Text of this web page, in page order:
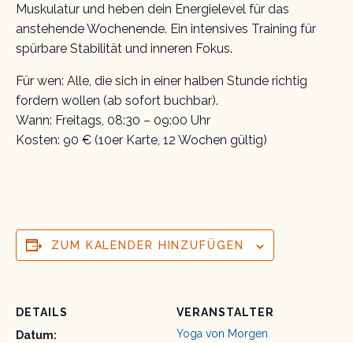
Muskulatur und heben dein Energielevel für das
anstehende Wochenende. Ein intensives Training für
spürbare Stabilität und inneren Fokus.
Für wen: Alle, die sich in einer halben Stunde richtig
fordern wollen (ab sofort buchbar).
Wann: Freitags, 08:30 – 09:00 Uhr
Kosten: 90 € (10er Karte, 12 Wochen gültig)
ZUM KALENDER HINZUFÜGEN
DETAILS
Datum:
VERANSTALTER
Yoga von Morgen